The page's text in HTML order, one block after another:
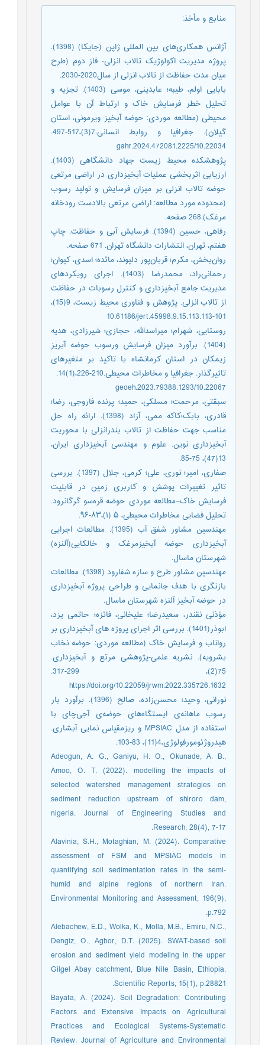
منابع و مأخذ:
آژانس همکاری‌های بین المللی ژاپن (جایکا) (1398).
پروژه مدیریت اکولوژیک تالاب انزلی- فاز دوم (طرح
میان مدت حفاظت از تالاب انزلی از سال2020-2030.
بابایی اولم، طیبه؛ عابدینی، موسی (1403). تجزیه و
تحلیل خطر فرسایش خاک و ارتباط آن با عوامل
محیطی (مطالعه موردی: حوضه آبخیز ویرمونی، استان
گیلان). جغرافیا و روابط انسانی.7(3)،517-497.
10.22034/gahr.2024.472081.2225
پژوهشکده محیط زیست جهاد دانشگاهی (1403).
ارزیابی اثربخشی عملیات آبخیزداری در اراضی مرتعی
حوضه تالاب انزلی بر میزان فرسایش و تولید رسوب
(محدوده مورد مطالعه: اراضی مرتعی بالادست رودخانه
مرغک).268 صفحه.
رفاهی، حسین (1394). فرسایش آبی و حفاظت. چاپ
هفتم، تهران، انتشارات دانشگاه تهران. 671 صفحه.
روان‌بخش، مکرم؛ قربان‌پور دلیوند، مائده؛ اسدی، کیوان؛
رحمانی‌راد، محمدرضا (1403). اجرای رویکردهای
مدیریت جامع آبخیزداری و کنترل رسوبات در حفاظت
از تالاب انزلی. پژوهش و فناوری محیط زیست، 9(15)،
101-113.‎ 10.61186/jert.45998.9.15.113
روستایی، شهرام؛ میراسدالله، حجازی؛ شیرزادی، هدیه
(1404). برآورد میزان فرسایش ورسوب‌ حوضه‌ آبریز
زیمکان در استان کرمانشاه با تاکید بر متغیر‌های
تاثیر‌گذار. جغرافیا و مخاطرات محیطی.‎14(1)،226-210.
10.22067/geoeh.2023.79388.1293
سبقتی، مرحمت؛ مسلکی، حمید؛ پرنده فاروجی، رضا؛
قادری، بابک؛کاکه ممی، آزاد (1398). ارائه راه حل
مناسب جهت حفاظت از تالاب بندرانزلی با محوریت
آبخیزداری نوین. علوم و مهندسی آبخیزداری ایران،
13(47)، 75-85.
صفاری، امیر؛ نوری، علی؛ کرمی، جلال (1397). بررسی
تاثیر تغییرات پوشش و کاربری زمین در قابلیت
فرسایش خاک–مطالعه موردی حوضه قره‌سو گرگانرود.
تحلیل فضایی مخاطرات محیطی، ۵ (۱)،۸۳-۹۶.
مهندسین مشاور شفق آب (1395). مطالعات اجرایی
آبخیزداری حوضه آبخیزمرغک و خالکایی(آلنزه)
شهرستان ماسال.
مهندسین مشاور طرح و سازه شفارود (1398). مطالعات
بازنگری با هدف جانمایی و طراحی پروژه آبخیزداری
در حوضه آبخیز آلنزه شهرستان ماسال.
مؤذنی نقندر، سعیدرضا؛ علیخانی، فائزه؛ حاتمی یزد،
ابوذر(1401). بررسی اثر اجرای پروژه های آبخیزداری بر
رواناب و فرسایش خاک (مطالعه موردی: حوضه نخاب
بشرویه). نشریه علمی-پژوهشی مرتع و آبخیزداری.
https://doi.org/10.22059/jrwm.2022.335726.1632
نورانی، وحید؛ محسن‌زاده، صالح (1396). برآورد بار
رسوب ماهانه‌ی ایستگاه‌های حوضه‌ی آجی‌چای با
استفاده از مدل MPSIAC و ریزمقیاس نمایی آبشاری.
هیدروژئومورفولوژی،4(11)، 83-103.‎
Adeogun, A. G., Ganiyu, H. O., Okunade, A. B.,
Amoo, O. T. (2022). modelling the impacts of
selected watershed management strategies on
sediment reduction upstream of shiroro dam,
nigeria. Journal of Engineering Studies and
Research, 28(4), 7-17.
Alavinia, S.H., Motaghian, M. (2024). Comparative
assessment of FSM and MPSIAC models in
quantifying soil sedimentation rates in the semi-
humid and alpine regions of northern Iran.
Environmental Monitoring and Assessment, 196(9),
p.792.
Alebachew, E.D., Wolka, K., Molla, M.B., Emiru, N.C.,
Dengiz, O., Agbor, D.T. (2025). SWAT-based soil
erosion and sediment yield modeling in the upper
Gilgel Abay catchment, Blue Nile Basin, Ethiopia.
Scientific Reports, 15(1), p.28821.
Bayata, A. (2024). Soil Degradation: Contributing
Factors and Extensive Impacts on Agricultural
Practices and Ecological Systems-Systematic
Review. Journal of Agriculture and Environmental